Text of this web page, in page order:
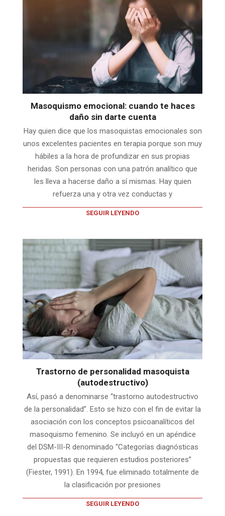
Masoquismo emocional: cuando te haces
daño sin darte cuenta
Hay quien dice que los masoquistas emocionales son
unos excelentes pacientes en terapia porque son muy
hábiles a la hora de profundizar en sus propias
heridas. Son personas con una patrón analítico que
les lleva a hacerse daño a sí mismas. Hay quien
refuerza una y otra vez conductas y
SEGUIR LEYENDO
Trastorno de personalidad masoquista
(autodestructivo)
Así, pasó a denominarse “trastorno autodestructivo
de la personalidad”. Esto se hizo con el fin de evitar la
asociación con los conceptos psicoanalíticos del
masoquismo femenino. Se incluyó en un apéndice
del DSM-III-R denominado “Categorías diagnósticas
propuestas que requieren estudios posteriores”
(Fiester, 1991). En 1994, fue eliminado totalmente de
la clasificación por presiones
SEGUIR LEYENDO